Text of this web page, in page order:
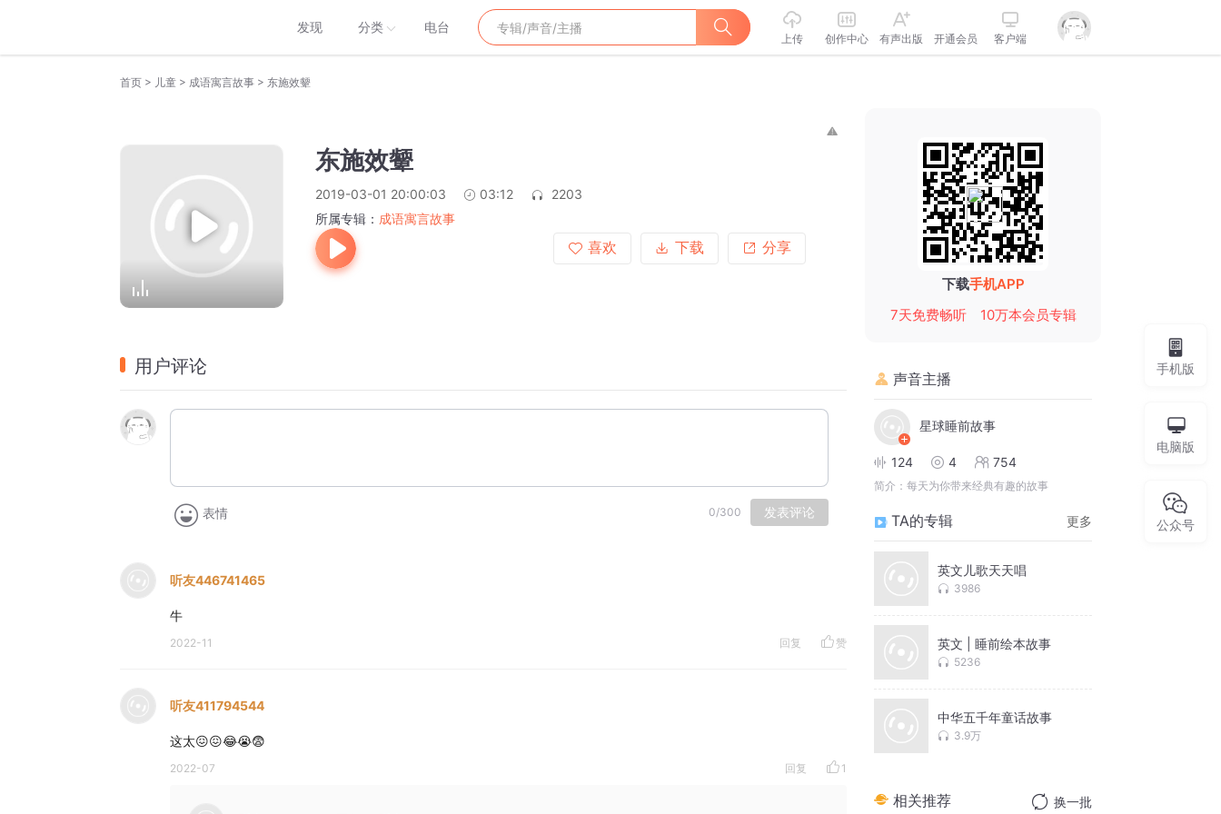
发现 分类 电台
上传 创作中心 有声出版 开通会员 客户端
首页 > 儿童 > 成语寓言故事 > 东施效颦
东施效颦
2019-03-01 20:00:03 03:12
2203
所属专辑： 成语寓言故事
喜欢
下载 分享
用户评论
表情 0/300 发表评论
听友446741465
牛
2022-11 回复 赞
听友411794544
这太😖😖😂😭😨
2022-07 回复 1
下载手机APP
7天免费畅听
10万本会员专辑
声音主播
星球睡前故事
124 4 754
简介： 每天为你带来经典有趣的故事
TA的专辑 更多
英文儿歌天天唱
3986
英文 | 睡前绘本故事
5236
中华五千年童话故事
3.9万
相关推荐 换一批
手机版
电脑版
公众号